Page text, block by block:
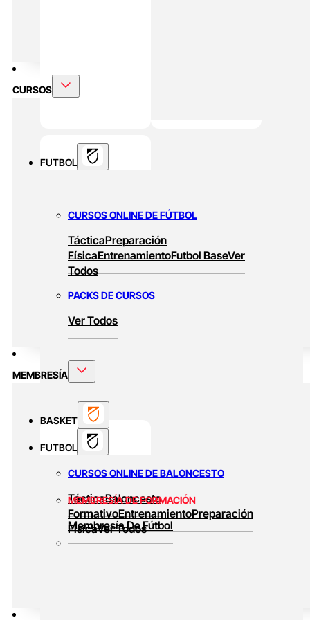
CURSOS
FUTBOL
CURSOS ONLINE DE FÚTBOL
TácticaPreparación
FísicaEntrenamientoFutbol BaseVer
Todos
PACKS DE CURSOS
Ver Todos
BASKET
CURSOS ONLINE DE BALONCESTO
TácticaBaloncesto
FormativoEntrenamientoPreparación
FísicaVer Todos
MEMBRESÍA
FUTBOL
MEMBRESÍA DE FORMACIÓN
Membresía De Fútbol